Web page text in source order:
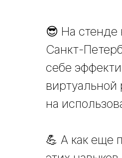
😎 На стенде
Санкт-
себе
виртуальной
на
💪 А как еще